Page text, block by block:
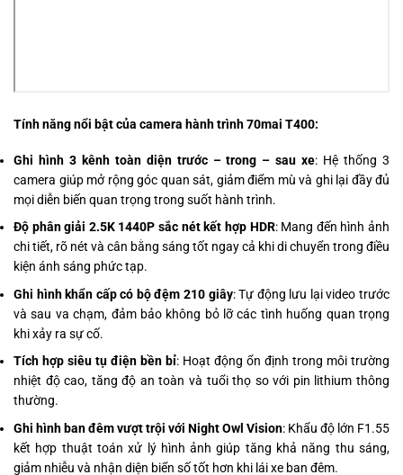
Tính năng nổi bật của camera hành trình 70mai T400:
Ghi hình 3 kênh toàn diện trước – trong – sau xe: Hệ thống 3
camera giúp mở rộng góc quan sát, giảm điểm mù và ghi lại đầy đủ
mọi diễn biến quan trọng trong suốt hành trình.
Độ phân giải 2.5K 1440P sắc nét kết hợp HDR: Mang đến hình ảnh
chi tiết, rõ nét và cân bằng sáng tốt ngay cả khi di chuyển trong điều
kiện ánh sáng phức tạp.
Ghi hình khẩn cấp có bộ đệm 210 giây: Tự động lưu lại video trước
và sau va chạm, đảm bảo không bỏ lỡ các tình huống quan trọng
khi xảy ra sự cố.
Tích hợp siêu tụ điện bền bỉ: Hoạt động ổn định trong môi trường
nhiệt độ cao, tăng độ an toàn và tuổi thọ so với pin lithium thông
thường.
Ghi hình ban đêm vượt trội với Night Owl Vision: Khẩu độ lớn F1.55
kết hợp thuật toán xử lý hình ảnh giúp tăng khả năng thu sáng,
giảm nhiễu và nhận diện biển số tốt hơn khi lái xe ban đêm.